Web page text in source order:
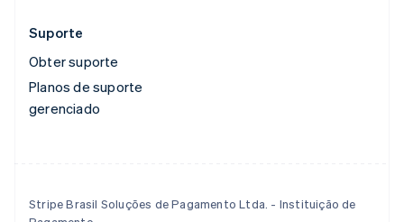
Suporte
Obter suporte
Planos de suporte
gerenciado
Stripe Brasil Soluções de Pagamento Ltda. - Instituição de